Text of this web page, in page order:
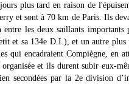
plus tard en raison de
et sont à 70 km de Paris. Ils
entre les deux saillants
et sa 134e D.I.), et un autre
qui encadraient Compiègne, en
et ils durent subir eux-
secondées par la 2e division